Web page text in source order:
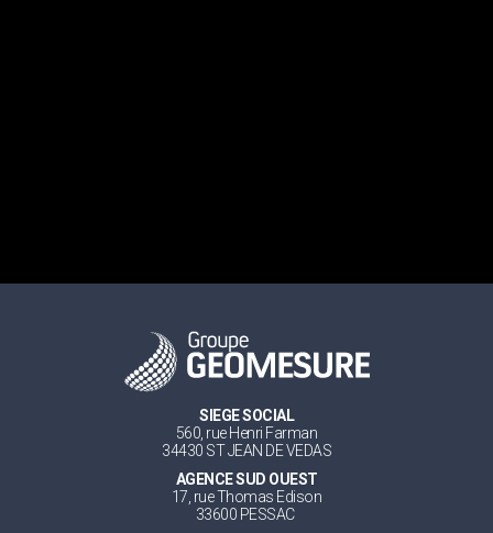
SIEGE SOCIAL
560, rue Henri Farman
34430 ST JEAN DE VEDAS
AGENCE SUD OUEST
17, rue Thomas Edison
33600 PESSAC